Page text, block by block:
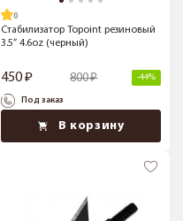
Стабилизатор Topoint резиновый
3.5” 4.6oz (черный)
450 800 -44%
Под заказ
В корзину